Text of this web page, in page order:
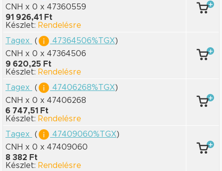
CNH x 0 x 47360559
91 926,41 Ft
Készlet: Rendelésre
Tagex
( 47364506%TGX)
CNH x 0 x 47364506
9 620,25 Ft
Készlet: Rendelésre
Tagex
( 47406268%TGX)
CNH x 0 x 47406268
6 747,51 Ft
Készlet: Rendelésre
Tagex
( 47409060%TGX)
CNH x 0 x 47409060
8 382 Ft
Készlet: Rendelésre